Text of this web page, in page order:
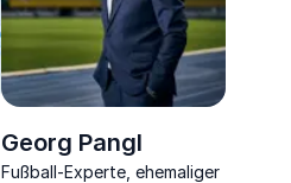
Georg Pangl
Fußball-Experte, ehemaliger